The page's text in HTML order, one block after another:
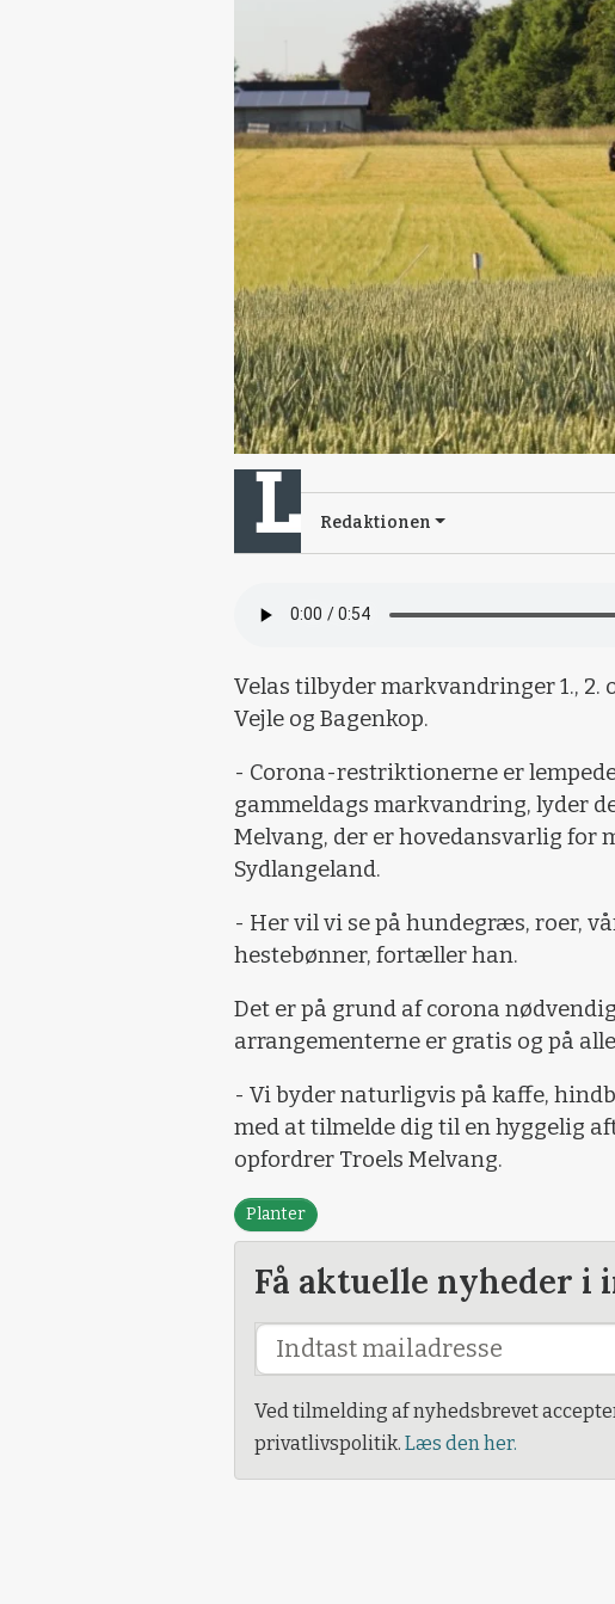
Redaktionen
Velas tilbyder markvandringer 1., 2.
Vejle og Bagenkop.
- Corona-restriktionerne er
gammeldags markvandring, lyder
Melvang, der er hovedansvarlig for
Sydlangeland.
- Her vil vi se på hundegræs, roer,
hestebønner, fortæller han.
Det er på grund af corona
arrangementerne er gratis og på
- Vi byder naturligvis på kaffe,
med at tilmelde dig til en hyggelig
opfordrer Troels Melvang.
Planter
Få aktuelle nyheder i
Ved tilmelding af nyhedsbrevet
privatlivspolitik. Læs den her.